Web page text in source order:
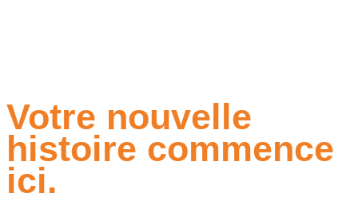
Votre nouvelle
histoire commence
ici.